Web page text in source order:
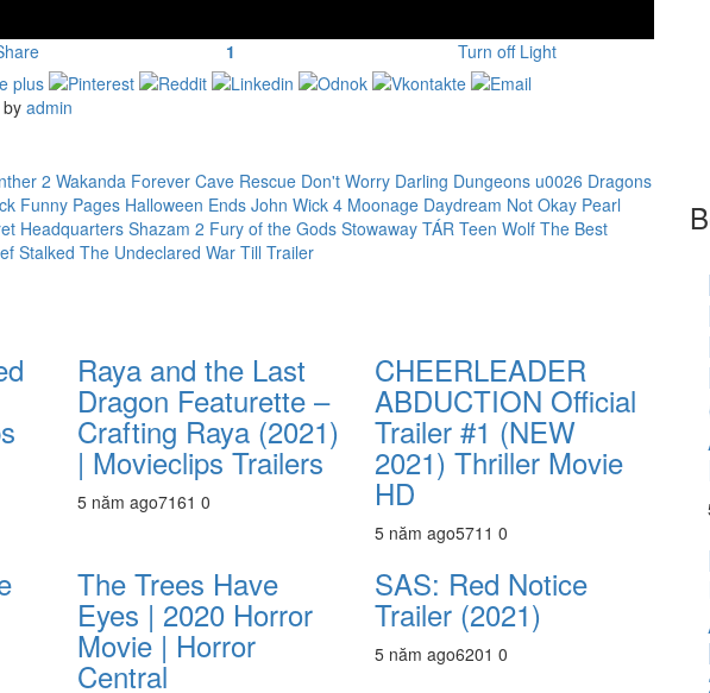
1 Turn off Light
admin
2 Wakanda ForeverCave Rescue Don't Worry Darling Dungeons u0026 Dragons
Funny Pages Halloween Ends John Wick 4 Moonage Daydream Not Okay Pearl
Headquarters Shazam 2 Fury of the Gods Stowaway TÁR Teen Wolf The Best
Stalked The Undeclared War Till Trailer
Raya and the Last
Dragon Featurette –
Crafting Raya (2021)
| Movieclips Trailers
5 năm ago7161 0
CHEERLEADER
ABDUCTION Official
Trailer #1 (NEW
2021) Thriller Movie
HD
5 năm ago571 1 0
The Trees Have
Eyes | 2020 Horror
Movie | Horror
Central
SAS: Red Notice
Trailer (2021)
5 năm ago6201 0